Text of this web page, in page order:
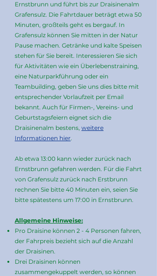
Ernstbrunn und führt bis zur Draisinenalm
Grafensulz. Die Fahrtdauer beträgt etwa 50
Minuten, großteils geht es bergauf. In
Grafensulz können Sie mitten in der Natur
Pause machen. Getränke und kalte Speisen
stehen für Sie bereit. Interessieren Sie sich
für Aktivitäten wie ein Überlebenstraining,
eine Naturparkführung oder ein
Teambuilding, geben Sie uns dies bitte mit
entsprechender Vorlaufzeit per Email
bekannt. Auch für Firmen-, Vereins- und
Geburtstagsfeiern eignet sich die
Draisinenalm bestens, weitere
Informationen hier.
Ab etwa 13:00 kann wieder zurück nach
Ernstbrunn gefahren werden. Für die Fahrt
von Grafensulz zurück nach Erstbrunn
rechnen Sie bitte 40 Minuten ein, seien Sie
bitte spätestens um 17:00 in Ernstbrunn.
Allgemeine Hinweise:
Pro Draisine können 2 - 4 Personen fahren,
der Fahrpreis bezieht sich auf die Anzahl
der Draisinen.
Drei Draisinen können
zusammengekuppelt werden, so können